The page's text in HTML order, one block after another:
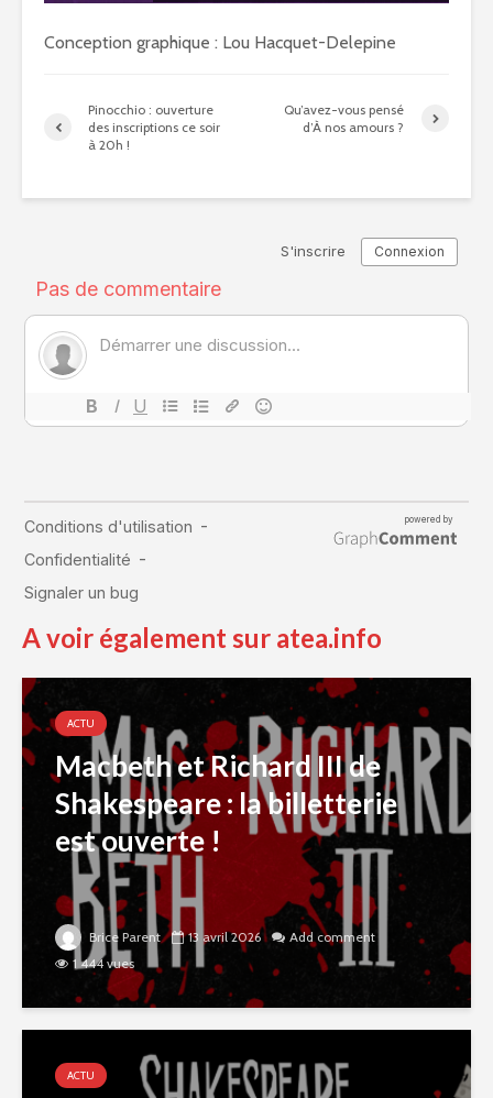
Conception graphique : Lou Hacquet-Delepine
Pinocchio : ouverture
des inscriptions ce soir
à 20h !
Qu’avez-vous pensé
d’À nos amours ?
A voir également sur atea.info
ACTU
Macbeth et Richard III de
Shakespeare : la billetterie
est ouverte !
Brice Parent 13 avril 2026
Add comment
1 444 vues
ACTU